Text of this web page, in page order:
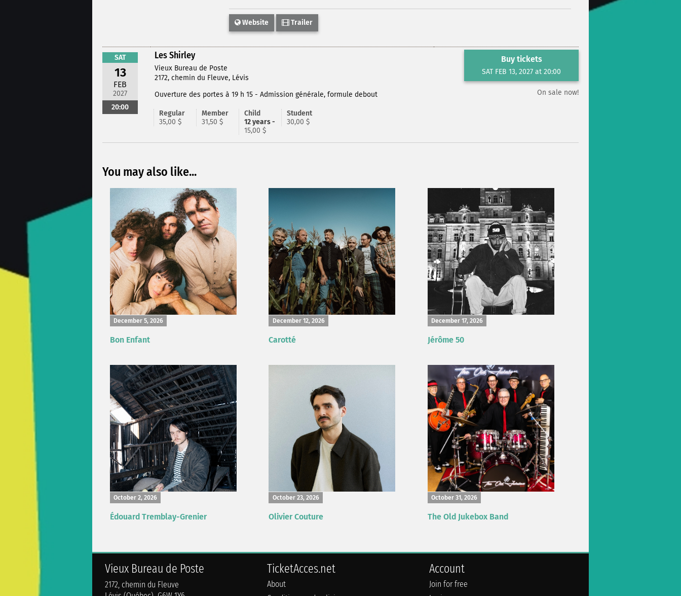
Website Trailer
SAT
13
FEB
2027
20:00
Les Shirley
Vieux Bureau de Poste
2172, chemin du Fleuve, Lévis
Ouverture des portes à 19 h 15 - Admission générale, formule debout
Regular
35,00 $
Member
31,50 $
Child
12 years -
15,00 $
Student
30,00 $
Buy tickets
SAT FEB 13, 2027 at 20:00
On sale now!
You may also like...
December 5, 2026
Bon Enfant
December 12, 2026
Carotté
December 17, 2026
Jérôme 50
October 2, 2026
Édouard Tremblay-Grenier
October 23, 2026
Olivier Couture
October 31, 2026
The Old Jukebox Band
Vieux Bureau de Poste
2172, chemin du Fleuve
TicketAcces.net
About
Account
Join for free